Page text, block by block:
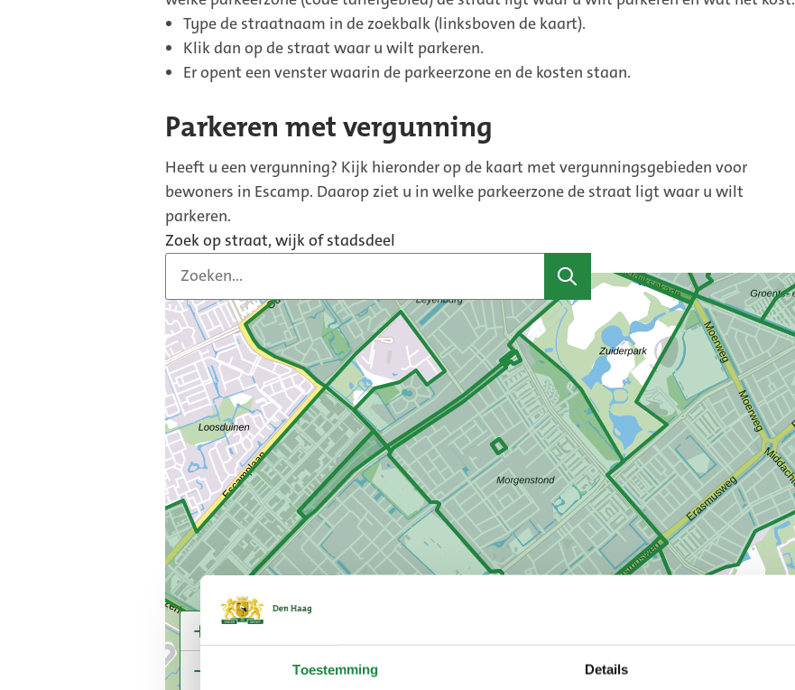
Toestemming Details
Type de straatnaam in de zoekbalk (linksboven de kaart).
Klik dan op de straat waar u wilt parkeren.
Er opent een venster waarin de parkeerzone en de kosten staan.
Parkeren met vergunning
Heeft u een vergunning? Kijk hieronder op de kaart met vergunningsgebieden voor
bewoners in Escamp. Daarop ziet u in welke parkeerzone de straat ligt waar u wilt
parkeren.
Zoek op straat, wijk of stadsdeel
Zoeken